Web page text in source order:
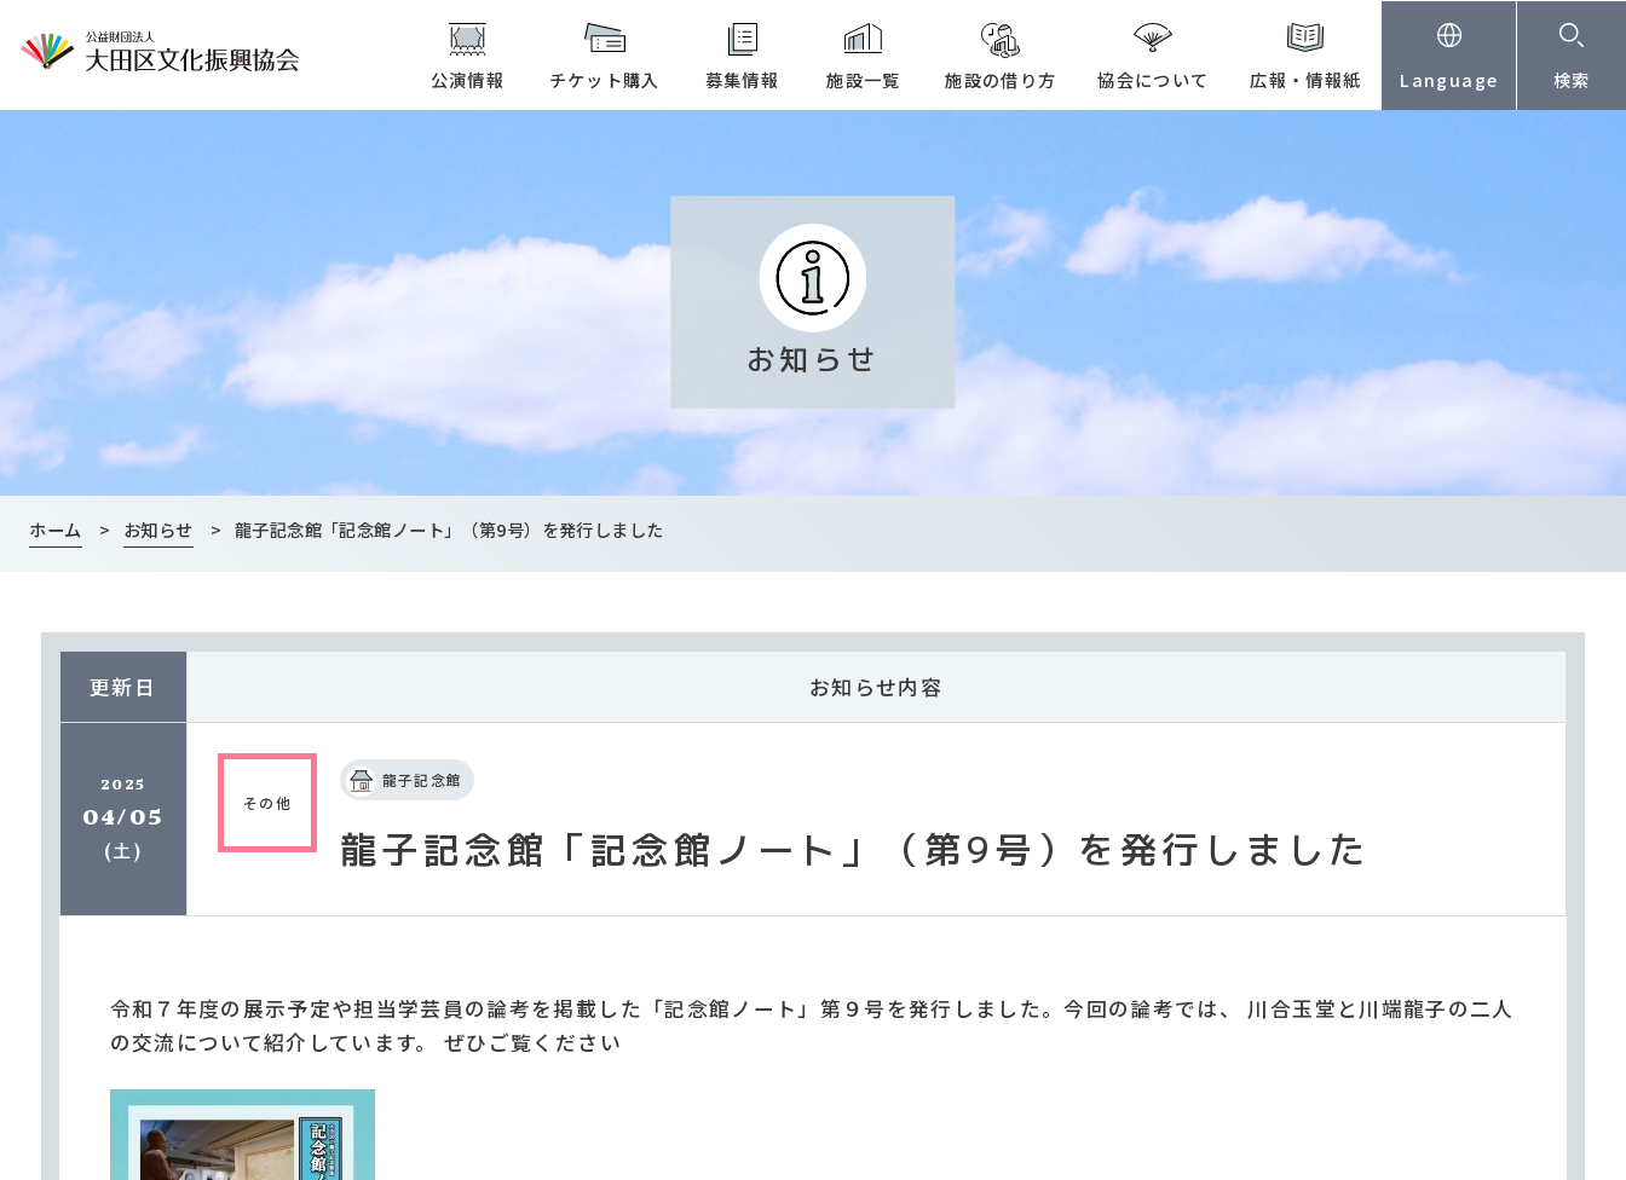
本文へ
公演情報 チケット購入 募集情報 施設一覧 施設の借り方 協会について 広報・情報紙 Language 検索
お知らせ
ホーム > お知らせ > 龍子記念館「記念館ノート」（第9号）を発行しました
更新日 お知らせ内容
2025
04/05
(土)
その他
龍子記念館
龍子記念館「記念館ノート」（第9号）を発行しました
令和７年度の展示予定や担当学芸員の論考を掲載した「記念館ノート」第９号を発行しました。今回の論考では、 川合玉堂と川端龍子の二人
の交流について紹介しています。 ぜひご覧ください